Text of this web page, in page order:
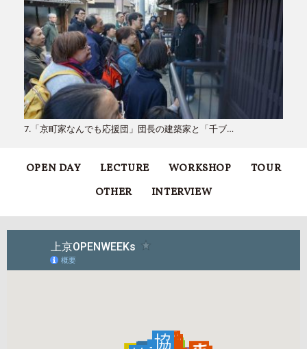
7.「京町家なんでも応援団」団長の建築家と「千ブ…
OPEN DAY LECTURE WORKSHOP
TOUR
OTHER
INTERVIEW